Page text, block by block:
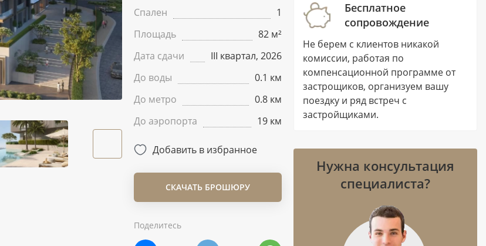
Спален
1
Площадь
82 м²
Дата сдачи
III квартал, 2026
До воды
0.1 км
До метро
0.8 км
До аэропорта
19 км
Добавить в избранное
СКАЧАТЬ БРОШЮРУ
Поделитесь
Бесплатное
сопровождение
Не берем с клиентов никакой
комиссии, работая по
компенсационной программе от
застрощиков, организуем вашу
поездку и ряд встреч с
застройщиками.
Нужна консультация
специалиста?